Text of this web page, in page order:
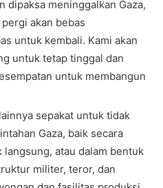
dipaksa meninggalkan Gaza,
akan bebas
untuk kembali. Kami akan
untuk tetap tinggal dan
untuk membangun
sepakat untuk tidak
Gaza, baik secara
langsung, atau dalam bentuk
militer, teror, dan